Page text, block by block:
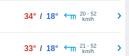
34° / 18° 20- 52
km/h
33° / 18° 21 - 52
km/h